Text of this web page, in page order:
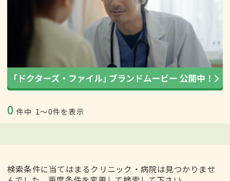
0 件中 1〜0件を表示
検索条件に当てはまるクリニック・病院は見つかりませ